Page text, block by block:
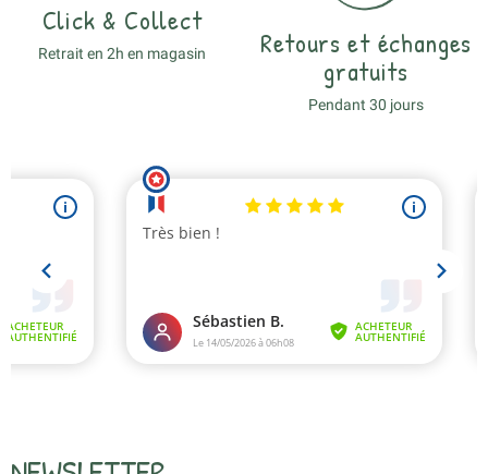
Click & Collect
Retrait en 2h en magasin
Retours et échanges
gratuits
Pendant 30 jours